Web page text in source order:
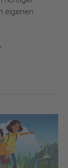
eigenen